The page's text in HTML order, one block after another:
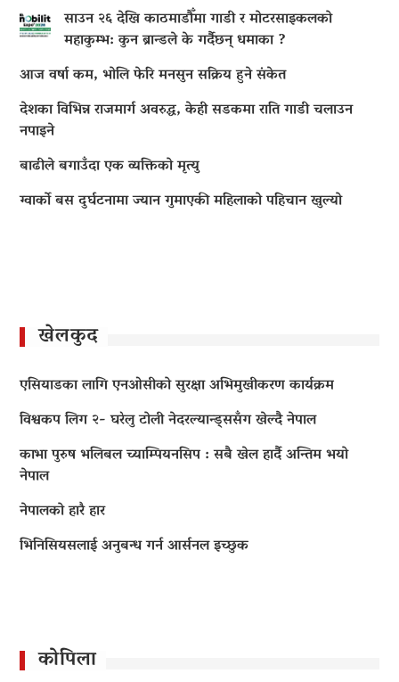
साउन २६ देखि काठमाडौँमा गाडी र मोटरसाइकलको
महाकुम्भ: कुन ब्रान्डले के गर्दैछन् धमाका ?
आज वर्षा कम, भोलि फेरि मनसुन सक्रिय हुने संकेत
देशका विभिन्न राजमार्ग अवरुद्ध, केही सडकमा राति गाडी चलाउन
नपाइने
बाढीले बगाउँदा एक व्यक्तिको मृत्यु
ग्वार्को बस दुर्घटनामा ज्यान गुमाएकी महिलाको पहिचान खुल्यो
खेलकुद
एसियाडका लागि एनओसीको सुरक्षा अभिमुखीकरण कार्यक्रम
विश्वकप लिग २- घरेलु टोली नेदरल्यान्ड्ससँग खेल्दै नेपाल
काभा पुरुष भलिबल च्याम्पियनसिप : सबै खेल हार्दै अन्तिम भयो
नेपाल
नेपालको हारै हार
भिनिसियसलाई अनुबन्ध गर्न आर्सनल इच्छुक
कोपिला